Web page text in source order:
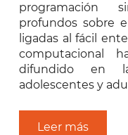
programación
profundos sobre
ligadas al fácil
computacional
difundido en
adolescentes y
Leer más